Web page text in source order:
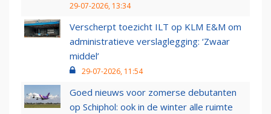
29-07-2026, 13:34
Verscherpt toezicht ILT op KLM E&M om
administratieve verslaglegging: ‘Zwaar
middel’
29-07-2026, 11:54
Goed nieuws voor zomerse debutanten
op Schiphol: ook in de winter alle ruimte